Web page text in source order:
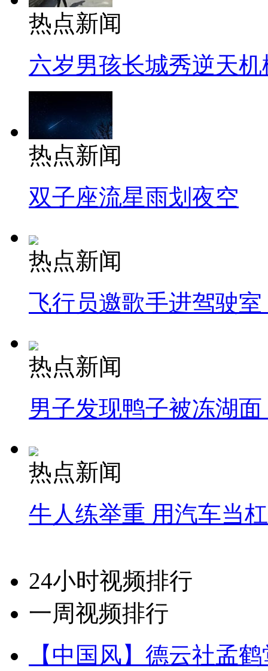
热点新闻
六岁男孩长城秀逆天机
热点新闻
双子座流星雨划夜空
热点新闻
飞行员邀歌手进驾驶
热点新闻
男子发现鸭子被冻湖
热点新闻
牛人练举重 用汽车当
24小时视频排行
一周视频排行
【中国风】德云社孟